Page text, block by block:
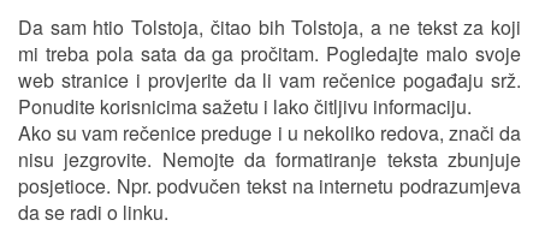
Da sam htio Tolstoja, čitao bih Tolstoja, a ne tekst za koji
mi treba pola sata da ga pročitam. Pogledajte malo svoje
web stranice i provjerite da li vam rečenice pogađaju srž.
Ponudite korisnicima sažetu i lako čitljivu informaciju.
Ako su vam rečenice preduge i u nekoliko redova, znači da
nisu jezgrovite. Nemojte da formatiranje teksta zbunjuje
posjetioce. Npr. podvučen tekst na internetu podrazumjeva
da se radi o linku.